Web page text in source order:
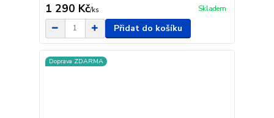
1 290 Kč/ks Skladem
Přidat do košíku
Doprava ZDARMA